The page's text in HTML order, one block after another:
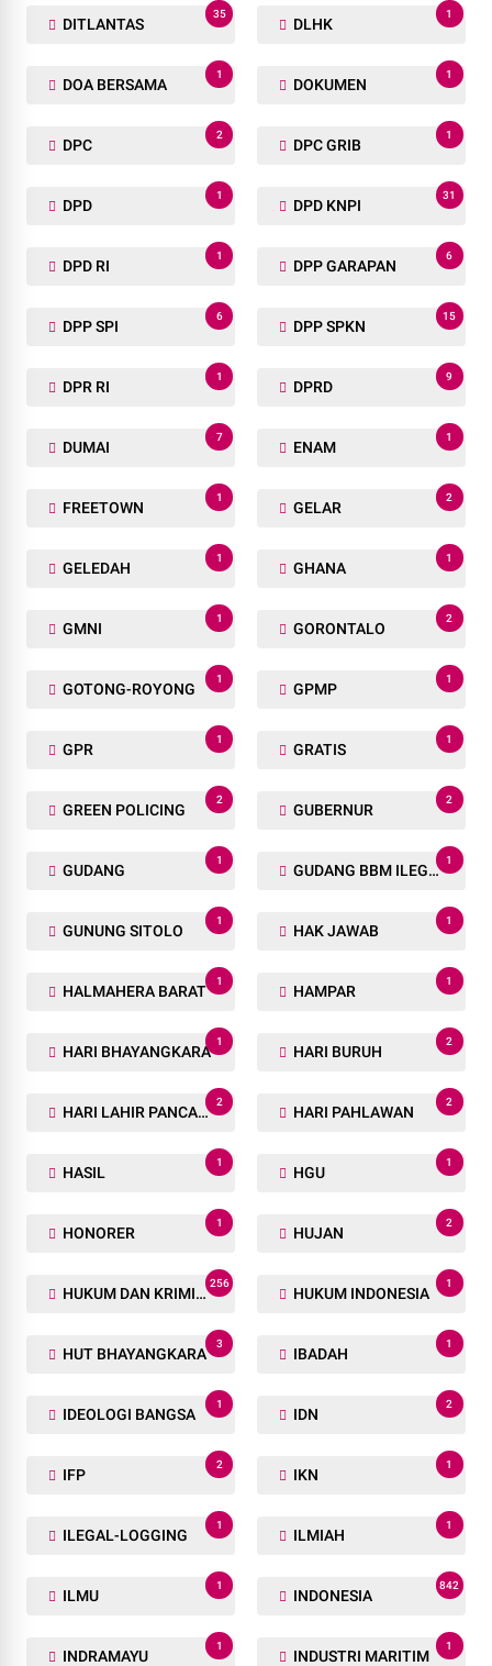
DITLANTAS
35
DLHK
1
DOA BERSAMA
1
DOKUMEN
1
DPC
2
DPC GRIB
1
DPD
1
DPD KNPI
31
DPD RI
1
DPP GARAPAN
6
DPP SPI
6
DPP SPKN
15
DPR RI
1
DPRD
9
DUMAI
7
ENAM
1
FREETOWN
1
GELAR
2
GELEDAH
1
GHANA
1
GMNI
1
GORONTALO
2
GOTONG-ROYONG
1
GPMP
1
GPR
1
GRATIS
1
GREEN POLICING
2
GUBERNUR
2
GUDANG
1
GUDANG BBM ILEGAL
1
GUNUNG SITOLO
1
HAK JAWAB
1
HALMAHERA BARAT
1
HAMPAR
1
HARI BHAYANGKARA
1
HARI BURUH
2
HARI LAHIR PANCASILA
2
HARI PAHLAWAN
2
HASIL
1
HGU
1
HONORER
1
HUJAN
2
HUKUM DAN KRIMINAL
256
HUKUM INDONESIA
1
HUT BHAYANGKARA
3
IBADAH
1
IDEOLOGI BANGSA
1
IDN
2
IFP
2
IKN
1
ILEGAL-LOGGING
1
ILMIAH
1
ILMU
1
INDONESIA
842
INDRAMAYU
1
INDUSTRI MARITIM
1